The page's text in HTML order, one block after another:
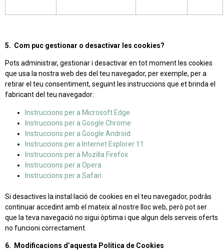
5. Com puc gestionar o desactivar les cookies?
Pots administrar, gestionar i desactivar en tot moment les cookies
que usa la nostra web des del teu navegador, per exemple, per a
retirar el teu consentiment, seguint les instruccions que et brinda el
fabricant del teu navegador:
Instruccions per a Microsoft Edge
Instruccions per a Google Chrome
Instruccions per a Google Android
Instruccions per a Internet Explorer 11
Instruccions per a Mozilla Firefox
Instruccions per a Opera
Instruccions per a Safari
Si desactives la instal·lació de cookies en el teu navegador, podràs
continuar accedint amb el mateix al nostre lloc web, però pot ser
que la teva navegació no sigui òptima i que algun dels serveis oferts
no funcioni correctament.
6. Modificacions d’aquesta Política de Cookies